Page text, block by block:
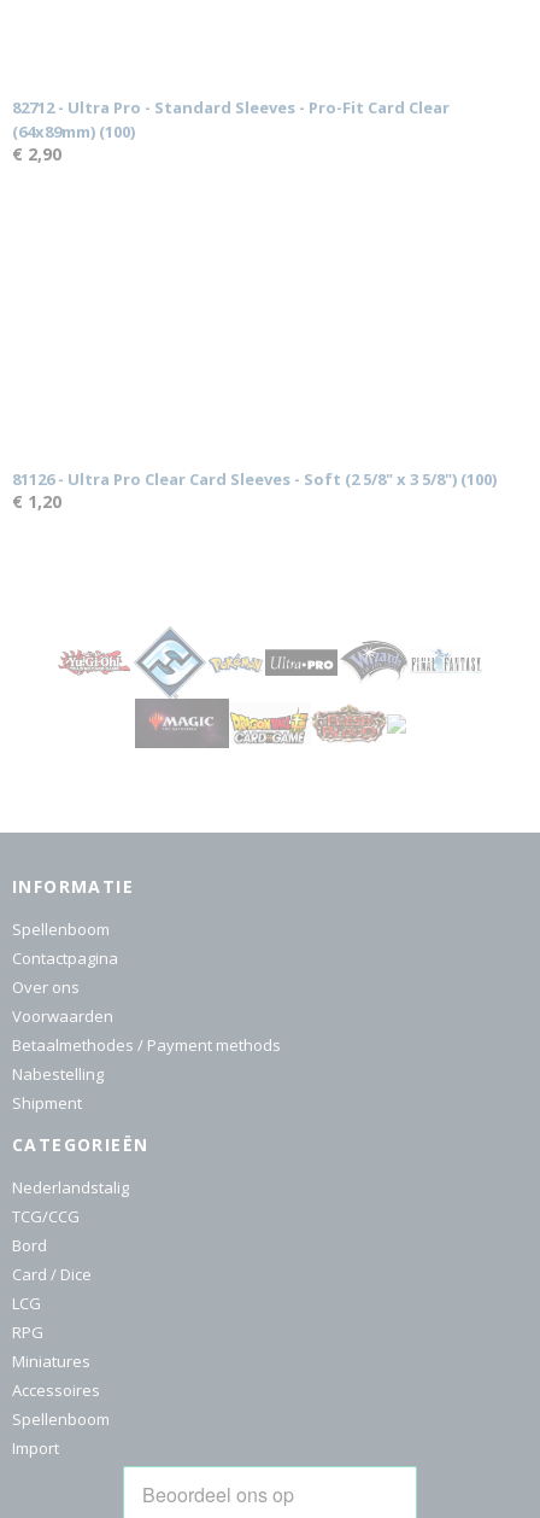
82712 - Ultra Pro - Standard Sleeves - Pro-Fit Card Clear
(64x89mm) (100)
€ 2,90
81126 - Ultra Pro Clear Card Sleeves - Soft (2 5/8" x 3 5/8") (100)
€ 1,20
INFORMATIE
Spellenboom
Contactpagina
Over ons
Voorwaarden
Betaalmethodes / Payment methods
Nabestelling
Shipment
CATEGORIEËN
Nederlandstalig
TCG/CCG
Bord
Card / Dice
LCG
RPG
Miniatures
Accessoires
Spellenboom
Import